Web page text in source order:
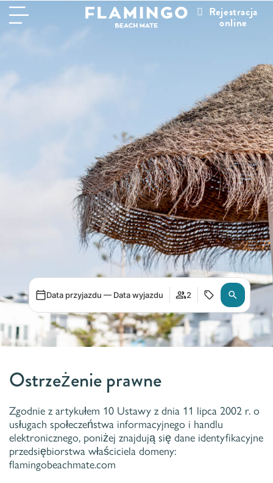
Rejestracja
online
Data przyjazdu — Data wyjazdu 2
Ostrzeżenie prawne
Zgodnie z artykułem 10 Ustawy z dnia 11 lipca 2002 r. o
usługach społeczeństwa informacyjnego i handlu
elektronicznego, poniżej znajdują się dane identyfikacyjne
przedsiębiorstwa właściciela domeny:
flamingobeachmate.com